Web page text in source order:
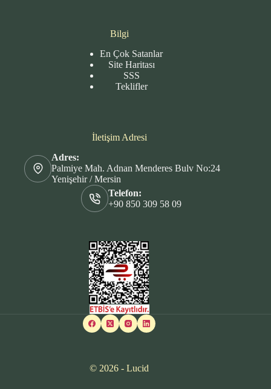
Bilgi
En Çok Satanlar
Site Haritası
SSS
Teklifler
İletişim Adresi
Adres:
Palmiye Mah. Adnan Menderes Bulv No:24
Yenişehir / Mersin
Telefon:
+90 850 309 58 09
© 2026 - Lucid